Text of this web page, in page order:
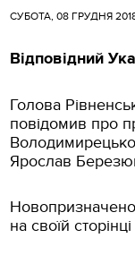
СУБОТА, 08 ГРУДНЯ
Відповідний
Голова
повідомив про
Ярослав
на своїй